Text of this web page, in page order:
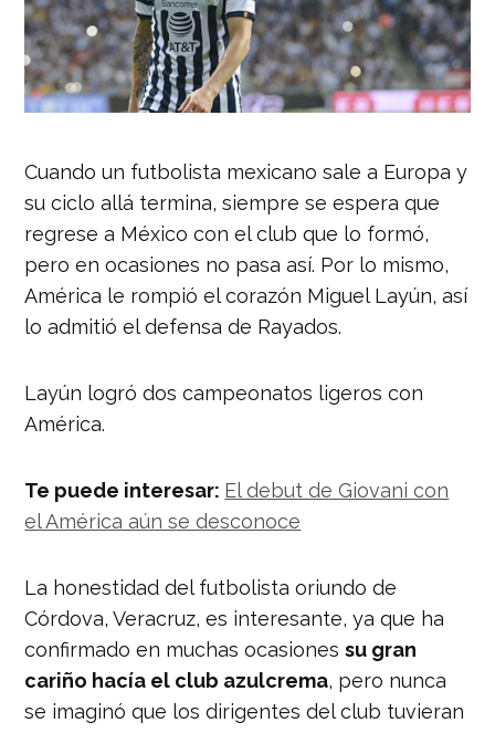
Cuando un futbolista mexicano sale a Europa y
su ciclo allá termina, siempre se espera que
regrese a México con el club que lo formó,
pero en ocasiones no pasa así. Por lo mismo,
América le rompió el corazón Miguel Layún, así
lo admitió el defensa de Rayados.
Layún logró dos campeonatos ligeros con
América.
Te puede interesar: El debut de Giovani con
el América aún se desconoce
La honestidad del futbolista oriundo de
Córdova, Veracruz, es interesante, ya que ha
confirmado en muchas ocasionessu gran
cariño hacía el club azulcrema, pero nunca
se imaginó que los dirigentes del club tuvieran